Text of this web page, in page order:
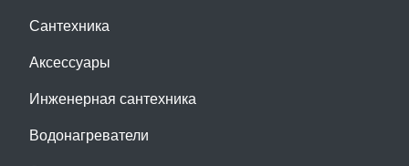
Сантехника
Аксессуары
Инженерная сантехника
Водонагреватели